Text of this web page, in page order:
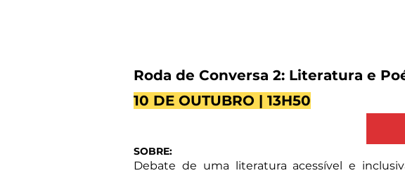
Roda de Conversa 2: Literatura e
10 DE OUTUBRO | 13H50
SOBRE:
Debate de uma literatura acessível e